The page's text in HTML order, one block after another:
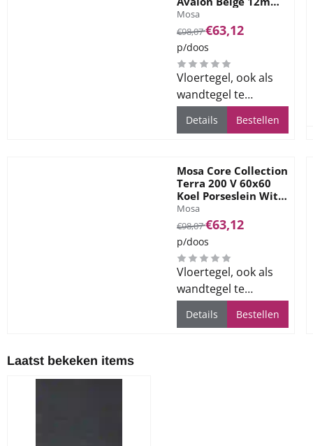
Mat Ret R10
Merk:
Mosa
Van 98,07 voor 63,12
€98,07€63,12
p/doos
Vloertegel, ook als
wandtegel te
gebruiken, voor alle
ruimtes
Details Bestellen
Mosa Core Collection
Terra 200 V 60x60
Koel Porseslein Wit
12mm Mat Ret R10
Merk:
Mosa
Van 98,07 voor 63,12
€98,07€63,12
p/doos
Vloertegel, ook als
wandtegel te
gebruiken, voor alle
ruimtes
Details Bestellen
Laatst bekeken items